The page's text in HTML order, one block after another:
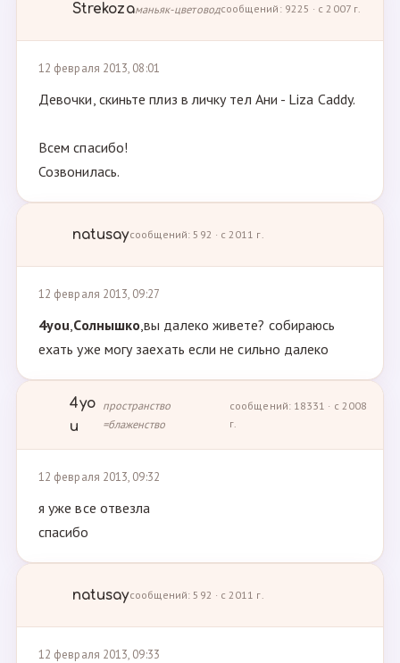
Strekozaманьяк-цветоводсообщений: 9225 · с 2007 г.
12 февраля 2013, 08:01
Девочки, скиньте плиз в личку тел Ани - Liza Caddy.
Всем спасибо!
Созвонилась.
natusayсообщений: 592 · с 2011 г.
12 февраля 2013, 09:27
4you,Солнышко,вы далеко живете? собираюсь
ехать уже могу заехать если не сильно далеко
4yo
u
пространство
=блаженство
сообщений: 18331 · с 2008
г.
12 февраля 2013, 09:32
я уже все отвезла
спасибо
natusayсообщений: 592 · с 2011 г.
12 февраля 2013, 09:33